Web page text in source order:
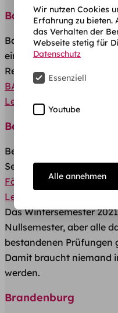
Bayern
Bayern hat das
einschließlich
Regelstudienzeit
BAföG
Leistungsnachweis
Berlin
Berlin hat die
Semester beschlossen.
Förderungshöchstdauer
Leistungsnachweis
ist
Das Wintersemester
Nullsemester, aber alle
bestandenen Prüfungen
Damit braucht niemand
werden.
Brandenburg
Wir nutzen Cookies
Erfahrung zu bieten.
das Verhalten der
Webseite stetig für
Datenschutz
Essenziell
Youtube
Alle annehmen